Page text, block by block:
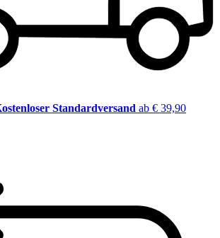
Standardversand ab € 39,90